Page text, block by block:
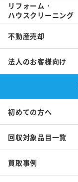
リフォーム・
ハウスクリーニング
不動産売却
法人のお客様向け
初めての方へ
回収対象品目一覧
買取事例